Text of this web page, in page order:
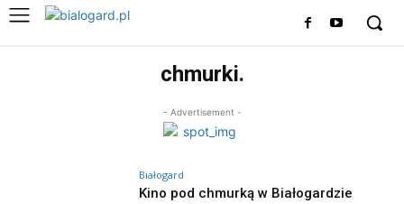
chmurki.
- Advertisement -
Białogard
Kino pod chmurką w Białogardzie